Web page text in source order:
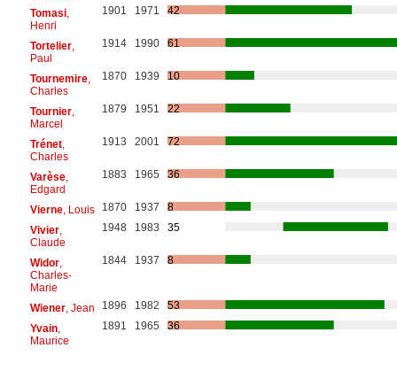
Tomasi,
Henri
1901 1971 42
Tortelier,
Paul
1914 1990 61
Tournemire,
Charles
1870 1939 10
Tournier,
Marcel
1879 1951 22
Trénet,
Charles
1913 2001 72
Varèse,
Edgard
1883 1965 36
Vierne, Louis 1870 1937
8
Vivier,
Claude
1948 1983 35
Widor,
Charles-
Marie
1844 1937 8
Wiener, Jean 1896 1982
53
Yvain,
Maurice
1891 1965 36